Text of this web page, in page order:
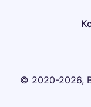
© 2020-2026,